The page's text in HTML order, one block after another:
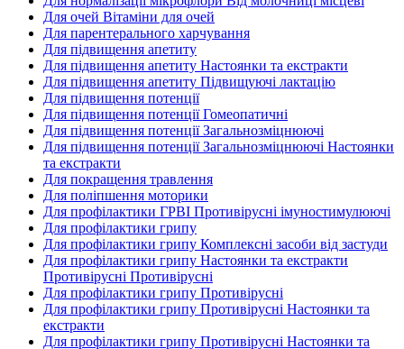
Для очей Вітаміни для очей
Для парентерального харчування
Для підвищення апетиту
Для підвищення апетиту Настоянки та екстракти
Для підвищення апетиту Підвищуючі лактацію
Для підвищення потенції
Для підвищення потенції Гомеопатичні
Для підвищення потенції Загальнозміцнюючі
Для підвищення потенції Загальнозміцнюючі Настоянки
та екстракти
Для покращення травлення
Для поліпшення моторики
Для профілактики ГРВІ Противірусні імуностимулюючі
Для профілактики грипу
Для профілактики грипу Комплексні засоби від застуди
Для профілактики грипу Настоянки та екстракти
Противірусні Противірусні
Для профілактики грипу Противірусні
Для профілактики грипу Противірусні Настоянки та
екстракти
Для профілактики грипу Противірусні Настоянки та